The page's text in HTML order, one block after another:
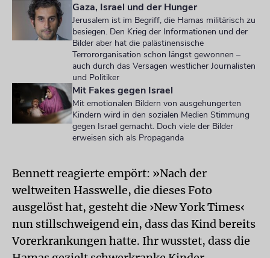
Gaza, Israel und der Hunger
Jerusalem ist im Begriff, die Hamas militärisch zu
besiegen. Den Krieg der Informationen und der
Bilder aber hat die palästinensische
Terrororganisation schon längst gewonnen –
auch durch das Versagen westlicher Journalisten
und Politiker
Mit Fakes gegen Israel
Mit emotionalen Bildern von ausgehungerten
Kindern wird in den sozialen Medien Stimmung
gegen Israel gemacht. Doch viele der Bilder
erweisen sich als Propaganda
Bennett reagierte empört: »Nach der
weltweiten Hasswelle, die dieses Foto
ausgelöst hat, gesteht die ›New York Times‹
nun stillschweigend ein, dass das Kind bereits
Vorerkrankungen hatte. Ihr wusstet, dass die